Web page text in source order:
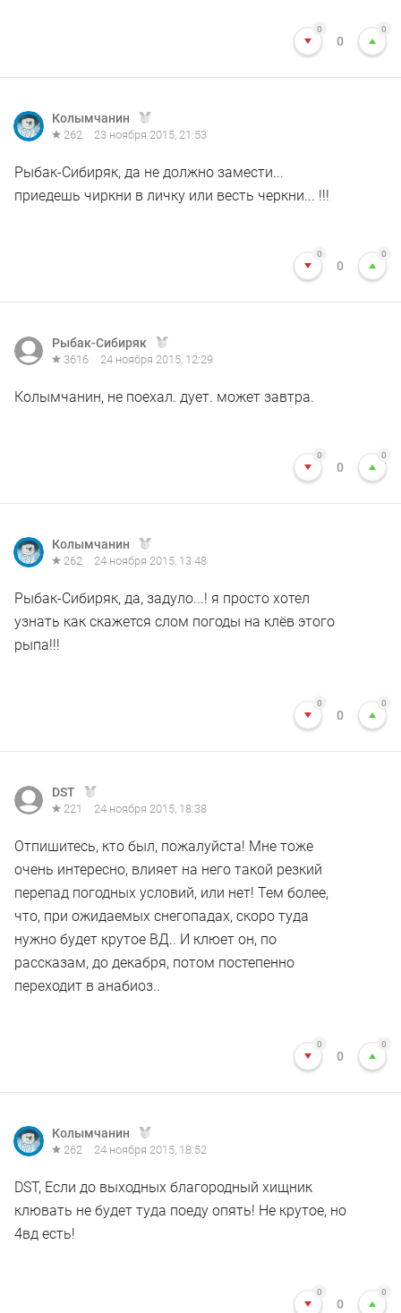
0
0
0
Колымчанин
262 23 ноября 2015, 21:53
Рыбак-Сибиряк, да не должно замести...
приедешь чиркни в личку или весть черкни... !!!
0
0
0
Рыбак-Сибиряк
3616 24 ноября 2015, 12:29
Колымчанин, не поехал. дует. может завтра.
0
0
0
Колымчанин
262 24 ноября 2015, 13:48
Рыбак-Сибиряк, да, задуло...! я просто хотел
узнать как скажется слом погоды на клёв этого
рыпа!!!
0
0
0
DST
221 24 ноября 2015, 18:38
Отпишитесь, кто был, пожалуйста! Мне тоже
очень интересно, влияет на него такой резкий
перепад погодных условий, или нет! Тем более,
что, при ожидаемых снегопадах, скоро туда
нужно будет крутое ВД.. И клюет он, по
рассказам, до декабря, потом постепенно
переходит в анабиоз..
0
0
0
Колымчанин
262 24 ноября 2015, 18:52
DST, Если до выходных благородный хищник
клювать не будет туда поеду опять! Не крутое, но
4вд есть!
0
0
0